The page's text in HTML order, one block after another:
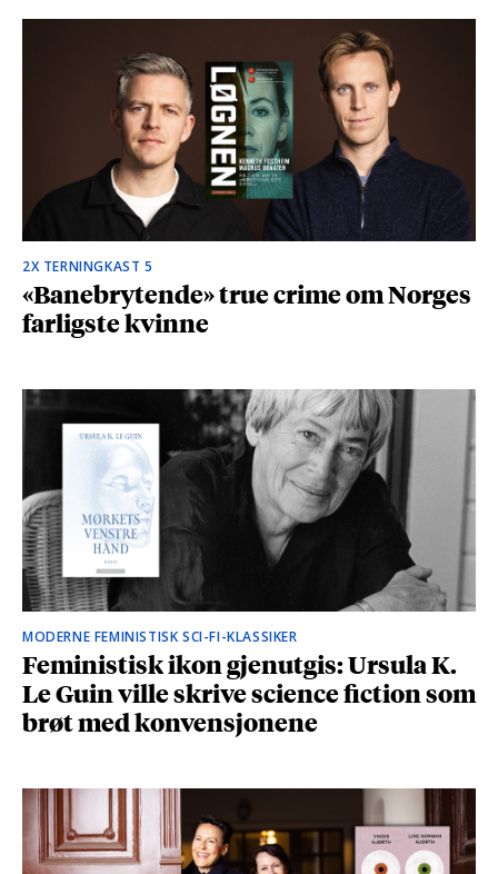
2X TERNINGKAST 5
«Banebrytende» true crime om Norges
farligste kvinne
MODERNE FEMINISTISK SCI-FI-KLASSIKER
Feministisk ikon gjenutgis: Ursula K.
Le Guin ville skrive science fiction som
brøt med konvensjonene